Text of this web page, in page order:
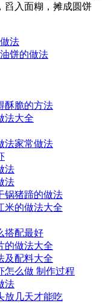
舀入面糊，摊成圆饼
法
饼的做法
酥脆的方法
法大全
法家常做法
法
法
锅猪蹄的做法
米的做法大全
搭配最好
的做法大全
及配料大全
怎么做 制作过程
法
放几天才能吃